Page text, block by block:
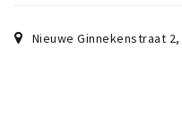
Nieuwe Ginnekenstraat 2,